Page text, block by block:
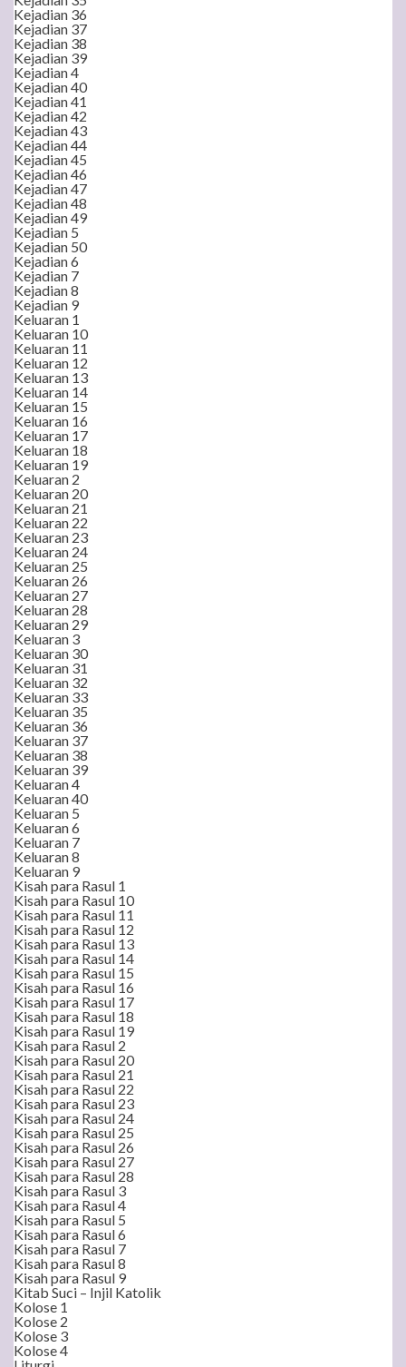
Kejadian 36
Kejadian 37
Kejadian 38
Kejadian 39
Kejadian 4
Kejadian 40
Kejadian 41
Kejadian 42
Kejadian 43
Kejadian 44
Kejadian 45
Kejadian 46
Kejadian 47
Kejadian 48
Kejadian 49
Kejadian 5
Kejadian 50
Kejadian 6
Kejadian 7
Kejadian 8
Kejadian 9
Keluaran 1
Keluaran 10
Keluaran 11
Keluaran 12
Keluaran 13
Keluaran 14
Keluaran 15
Keluaran 16
Keluaran 17
Keluaran 18
Keluaran 19
Keluaran 2
Keluaran 20
Keluaran 21
Keluaran 22
Keluaran 23
Keluaran 24
Keluaran 25
Keluaran 26
Keluaran 27
Keluaran 28
Keluaran 29
Keluaran 3
Keluaran 30
Keluaran 31
Keluaran 32
Keluaran 33
Keluaran 35
Keluaran 36
Keluaran 37
Keluaran 38
Keluaran 39
Keluaran 4
Keluaran 40
Keluaran 5
Keluaran 6
Keluaran 7
Keluaran 8
Keluaran 9
Kisah para Rasul 1
Kisah para Rasul 10
Kisah para Rasul 11
Kisah para Rasul 12
Kisah para Rasul 13
Kisah para Rasul 14
Kisah para Rasul 15
Kisah para Rasul 16
Kisah para Rasul 17
Kisah para Rasul 18
Kisah para Rasul 19
Kisah para Rasul 2
Kisah para Rasul 20
Kisah para Rasul 21
Kisah para Rasul 22
Kisah para Rasul 23
Kisah para Rasul 24
Kisah para Rasul 25
Kisah para Rasul 26
Kisah para Rasul 27
Kisah para Rasul 28
Kisah para Rasul 3
Kisah para Rasul 4
Kisah para Rasul 5
Kisah para Rasul 6
Kisah para Rasul 7
Kisah para Rasul 8
Kisah para Rasul 9
Kitab Suci – Injil Katolik
Kolose 1
Kolose 2
Kolose 3
Kolose 4